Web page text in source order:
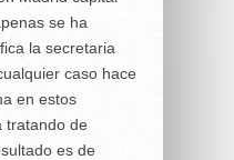
se ha
la secretaria
caso hace
en estos
tratando de
es de